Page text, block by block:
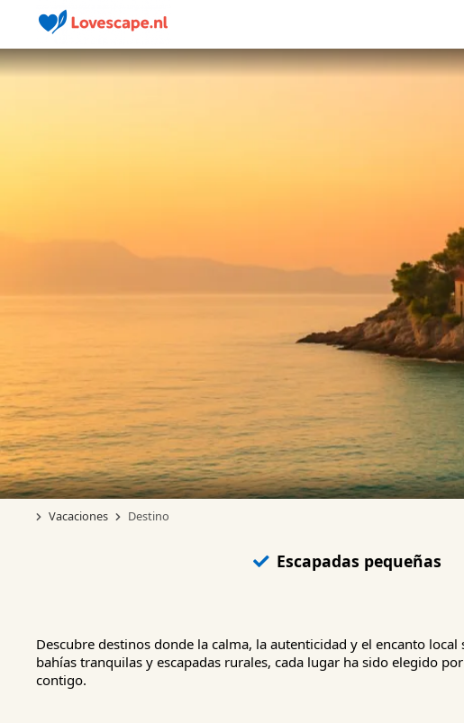
Vacaciones Destino
Escapadas pequeñas
Descubre destinos donde la calma, la autenticidad y el encanto
bahías tranquilas y escapadas rurales, cada lugar ha sido elegido
contigo.